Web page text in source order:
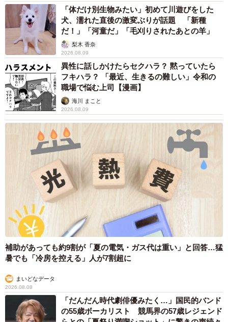
「体だけ別生物みたい」初めて川遊びをした
犬、濡れた直後の激変ぶりが話題 「新種
だ！」「河童だ」「毛刈りされたあとの羊」
梨木 香奈
2026.08.09
異性に話しかけたらセクハラ？ 黙っていたら
フキハラ？ 「最近、生きるの難しい」令和の
職場で悩む上司【漫画】
海川 まこと
2026.08.09
補助があっても約9割が「夏の電気・ガス代は重い」と回答…猛
暑でも「冷房を控える」人が7割超に
まいどなデータ
2026.08.08
「だんだん時代劇俳優みたく…」国民的バンド
の55歳ボーカリスト 競馬界の57歳レジェンド